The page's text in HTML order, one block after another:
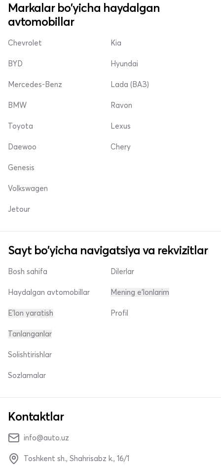
Markalar bo'yicha haydalgan
avtomobillar
Chevrolet
BYD
Mercedes-Benz
Kia
Hyundai
Lada (ВАЗ)
BMW
Toyota
Daewoo
Ravon
Lexus
Chery
Genesis
Volkswagen
Jetour
Sayt bo'yicha navigatsiya va rekvizitlar
Bosh sahifa
Haydalgan avtomobillar
E'lon yaratish
Dilerlar
Mening e'lonlarim
Profil
Tanlanganlar
Solishtirishlar
Sozlamalar
Kontaktlar
info@auto.uz
Toshkent sh., Shahrisabz k., 16/1